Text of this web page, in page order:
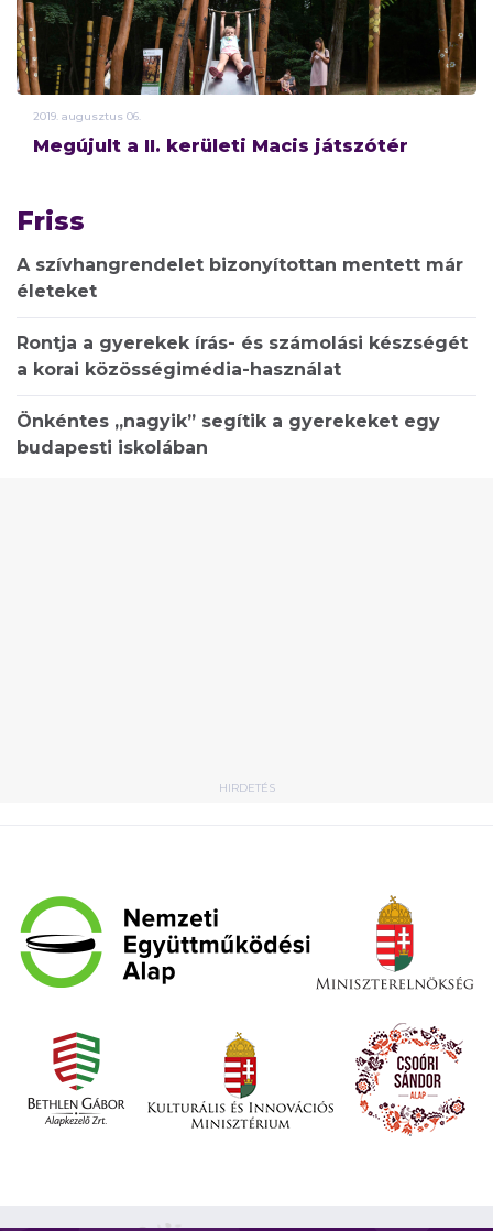
2019. augusztus 06.
Megújult a II. kerületi Macis játszótér
Friss
A szívhangrendelet bizonyítottan mentett már
életeket
Rontja a gyerekek írás- és számolási készségét
a korai közösségimédia-használat
Önkéntes „nagyik” segítik a gyerekeket egy
budapesti iskolában
HIRDETÉS